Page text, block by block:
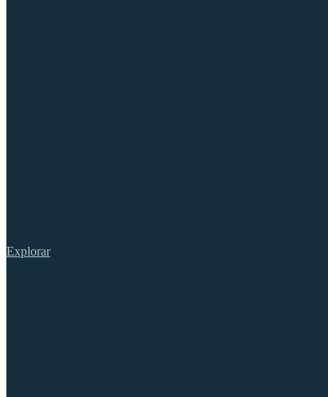
Explorar